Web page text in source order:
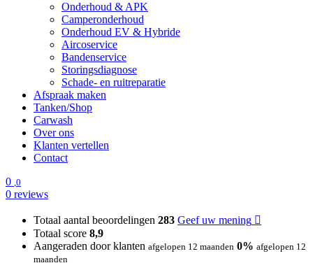
Onderhoud & APK
Camperonderhoud
Onderhoud EV & Hybride
Aircoservice
Bandenservice
Storingsdiagnose
Schade- en ruitreparatie
Afspraak maken
Tanken/Shop
Carwash
Over ons
Klanten vertellen
Contact
0 ,0
0 reviews
Totaal aantal beoordelingen 283 Geef uw mening
Totaal score 8,9
Aangeraden door klanten afgelopen 12 maanden 0% afgelopen 12
maanden